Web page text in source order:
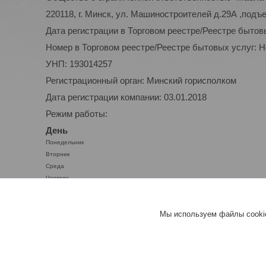
220118, г. Минск, ул. Машиностроителей д.29А
Дата регистрации в Торговом реестре/Реестре
Номер в Торговом реестре/Реестре бытовых услуг:
УНП: 193014257
Регистрационный орган: Минский горисполком
Дата регистрации компании: 03.01.2018
Режим работы:
День
Понедельник
Вторник
Среда
Четверг
Мы используем файлы